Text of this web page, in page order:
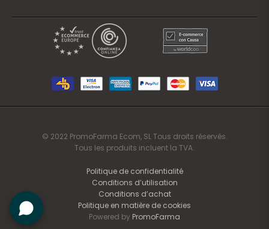
© 2022 PromoFarma Ecom, SL Tous droits réservés.
Tous les produits incluent la TVA.
Politique de confidentialité
Conditions d’utilisation
Conditions d’achat
Politique en matière de cookies
Powered by PromoFarma